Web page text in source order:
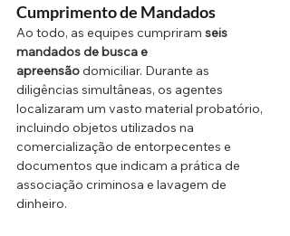
Cumprimento de Mandados
Ao todo, as equipes cumpriram seis
mandados de busca e
apreensão domiciliar. Durante as
diligências simultâneas, os agentes
localizaram um vasto material probatório,
incluindo objetos utilizados na
comercialização de entorpecentes e
documentos que indicam a prática de
associação criminosa e lavagem de
dinheiro.